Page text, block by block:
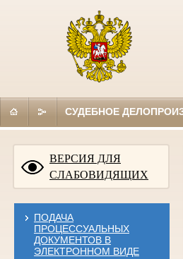
СУДЕБНОЕ
ВЕРСИЯ ДЛЯ
СЛАБОВИДЯЩИХ
ПОДАЧА
ПРОЦЕССУАЛЬНЫХ
ДОКУМЕНТОВ В
ЭЛЕКТРОННОМ ВИДЕ